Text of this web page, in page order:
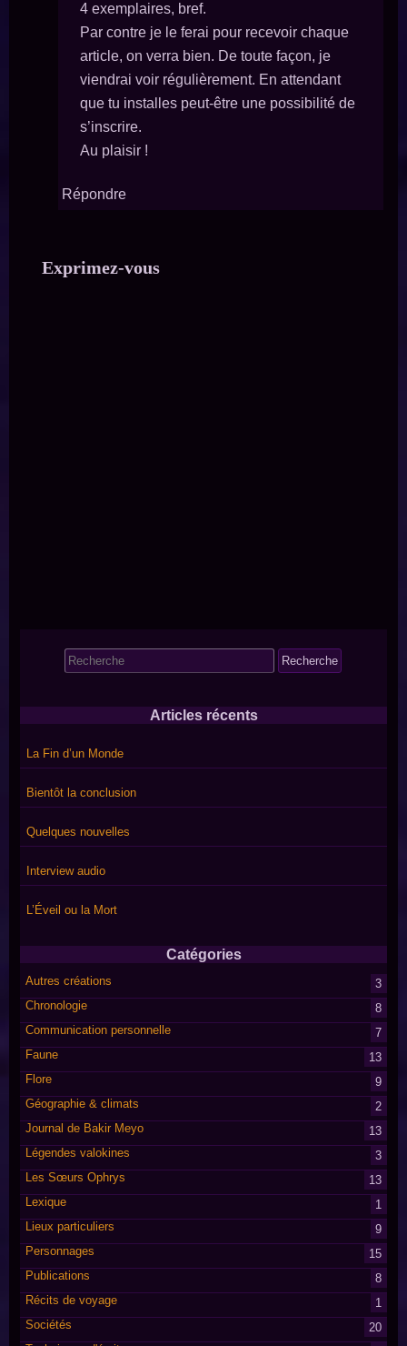
4 exemplaires, bref.
Par contre je le ferai pour recevoir chaque
article, on verra bien. De toute façon, je
viendrai voir régulièrement. En attendant
que tu installes peut-être une possibilité de
s’inscrire.
Au plaisir !
Répondre
Exprimez-vous
Search
for:
Articles récents
La Fin d’un Monde
Bientôt la conclusion
Quelques nouvelles
Interview audio
L’Éveil ou la Mort
Catégories
Autres créations
3
Chronologie
8
Communication personnelle
7
Faune
13
Flore
9
Géographie & climats
2
Journal de Bakir Meyo
13
Légendes valokines
3
Les Sœurs Ophrys
13
Lexique
1
Lieux particuliers
9
Personnages
15
Publications
8
Récits de voyage
1
Sociétés
20